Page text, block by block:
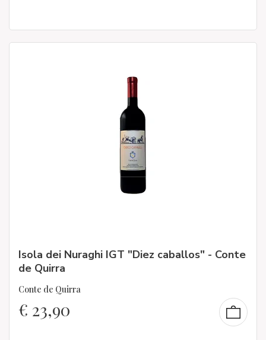
Isola dei Nuraghi IGT "Diez caballos" - Conte
de Quirra
Conte de Quirra
€ 23,90